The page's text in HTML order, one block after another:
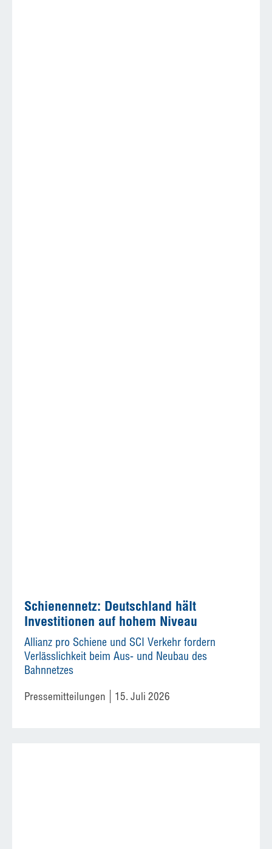
Schienennetz: Deutschland hält
Investitionen auf hohem Niveau
Allianz pro Schiene und SCI Verkehr fordern
Verlässlichkeit beim Aus- und Neubau des
Bahnnetzes
Pressemitteilungen 15. Juli 2026